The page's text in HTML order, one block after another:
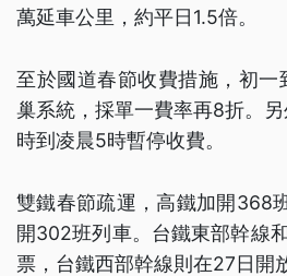
萬延車公里，約平日1.5倍。
至於國道春節收費措施，初一
巢系統，採單一費率再8折。
時到凌晨5時暫停收費。
雙鐵春節疏運，高鐵加開368
開302班列車。台鐵東部幹線
票，台鐵西部幹線則在27日開